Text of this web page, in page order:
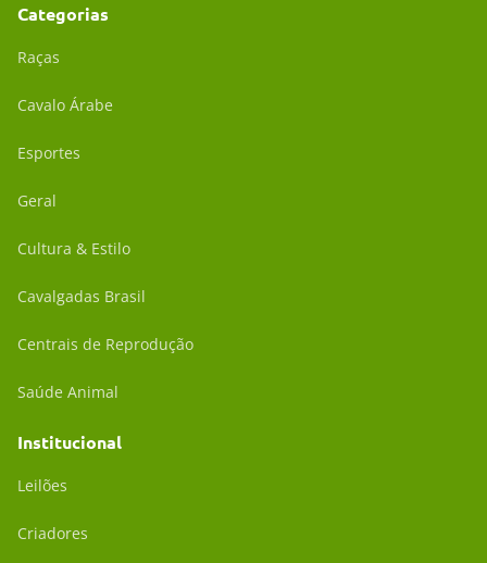
Categorias
Raças
Cavalo Árabe
Esportes
Geral
Cultura & Estilo
Cavalgadas Brasil
Centrais de Reprodução
Saúde Animal
Institucional
Leilões
Criadores